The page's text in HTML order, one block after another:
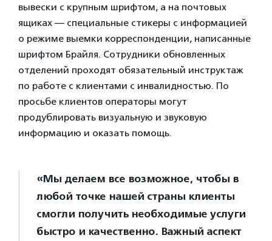
вывески с крупным шрифтом, а на почтовых
ящиках — специальные стикеры с информацией
о режиме выемки корреспонденции, написанные
шрифтом Брайля. Сотрудники обновленных
отделений проходят обязательный инструктаж
по работе с клиентами с инвалидностью. По
просьбе клиентов операторы могут
продублировать визуальную и звуковую
информацию и оказать помощь.
«Мы делаем все возможное, чтобы в
любой точке нашей страны клиенты
смогли получить необходимые услуги
быстро и качественно. Важный аспект